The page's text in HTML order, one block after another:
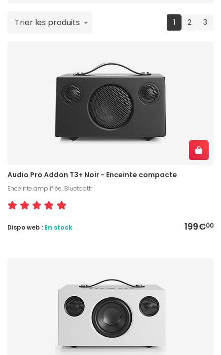
1 (current)
2 3
Trier les produits
Audio Pro Addon T3+ Noir - Enceinte compacte
Enceinte amplifiée, Bluetooth
199€00
Dispo web : En stock